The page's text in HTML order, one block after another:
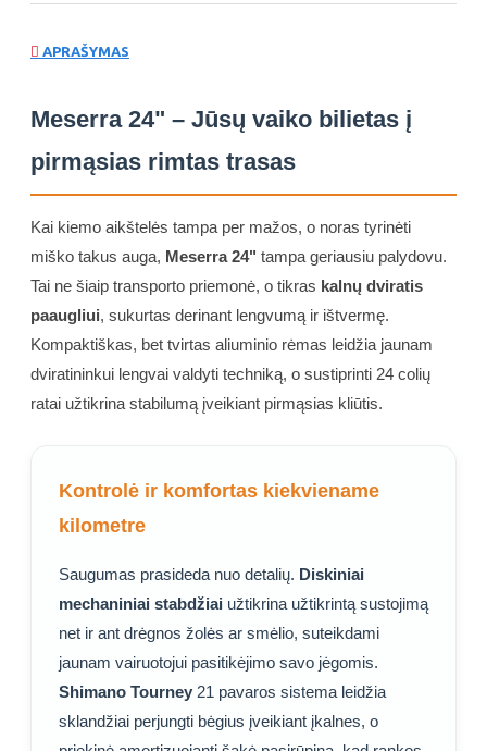
APRAŠYMAS
Meserra 24" – Jūsų vaiko bilietas į
pirmąsias rimtas trasas
Kai kiemo aikštelės tampa per mažos, o noras tyrinėti
miško takus auga, Meserra 24" tampa geriausiu palydovu.
Tai ne šiaip transporto priemonė, o tikras kalnų dviratis
paaugliui, sukurtas derinant lengvumą ir ištvermę.
Kompaktiškas, bet tvirtas aliuminio rėmas leidžia jaunam
dviratininkui lengvai valdyti techniką, o sustiprinti 24 colių
ratai užtikrina stabilumą įveikiant pirmąsias kliūtis.
Kontrolė ir komfortas kiekviename
kilometre
Saugumas prasideda nuo detalių. Diskiniai
mechaniniai stabdžiai užtikrina užtikrintą sustojimą
net ir ant drėgnos žolės ar smėlio, suteikdami
jaunam vairuotojui pasitikėjimo savo jėgomis.
Shimano Tourney 21 pavaros sistema leidžia
sklandžiai perjungti bėgius įveikiant įkalnes, o